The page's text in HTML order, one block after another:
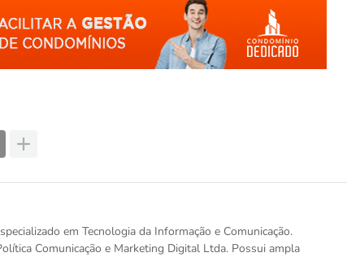
em Tecnologia da Informação e Comunicação.
Comunicação e Marketing Digital Ltda. Possui ampla